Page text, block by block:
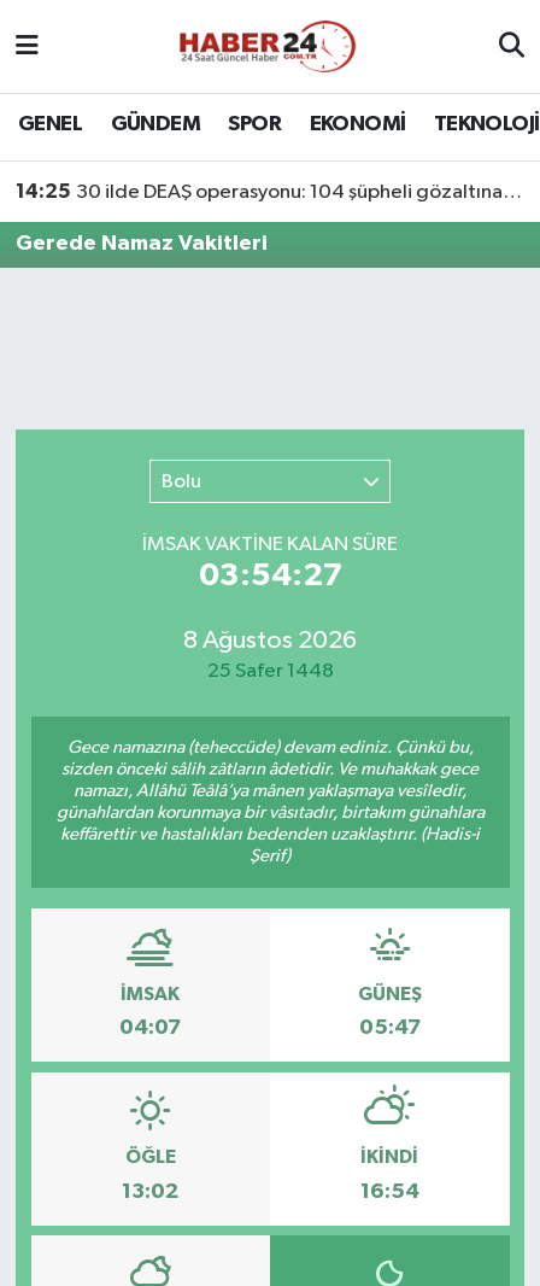
GENEL GÜNDEM SPOR EKONOMİ TEKNOLOJİ
14:25 30 ilde DEAŞ operasyonu: 104 şüpheli gözaltına alındı
Gerede Namaz Vakitleri
Bolu
İMSAK VAKTİNE KALAN SÜRE
03:54:27
8 Ağustos 2026
25 Safer 1448
Gece namazına (teheccüde) devam ediniz. Çünkü bu,
sizden önceki sâlih zâtların âdetidir. Ve muhakkak gece
namazı, Allâhü Teâlâ’ya mânen yaklaşmaya vesîledir,
günahlardan korunmaya bir vâsıtadır, birtakım günahlara
keffârettir ve hastalıkları bedenden uzaklaştırır. (Hadis-i
Şerif)
İMSAK
04:07
GÜNEŞ
05:47
ÖĞLE
13:02
İKINDI
16:54
Nöbetçi Eczaneler
Son Dakika Haberleri